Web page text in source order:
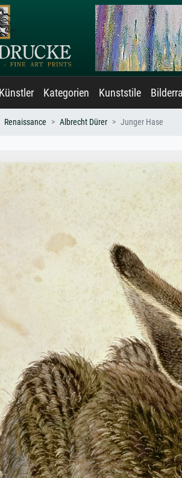
Künstler Kategorien Kunststile
Renaissance Albrecht Dürer Junger Hase